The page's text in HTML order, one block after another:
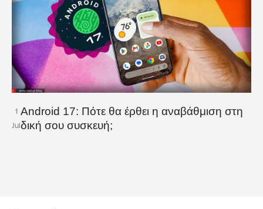
1
Jul
Android 17: Πότε θα έρθει η αναβάθμιση στη
δική σου συσκευή;